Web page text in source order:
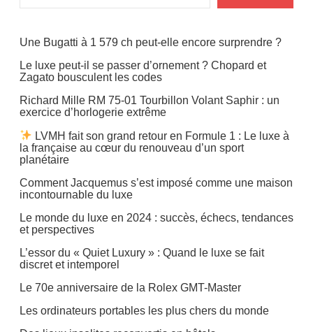
Une Bugatti à 1 579 ch peut-elle encore surprendre ?
Le luxe peut-il se passer d’ornement ? Chopard et
Zagato bousculent les codes
Richard Mille RM 75-01 Tourbillon Volant Saphir : un
exercice d’horlogerie extrême
LVMH fait son grand retour en Formule 1 : Le luxe à
la française au cœur du renouveau d’un sport
planétaire
Comment Jacquemus s’est imposé comme une maison
incontournable du luxe
Le monde du luxe en 2024 : succès, échecs, tendances
et perspectives
L’essor du « Quiet Luxury » : Quand le luxe se fait
discret et intemporel
Le 70e anniversaire de la Rolex GMT-Master
Les ordinateurs portables les plus chers du monde